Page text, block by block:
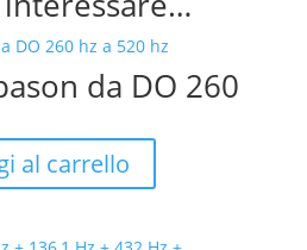
da DO 260
al carrello